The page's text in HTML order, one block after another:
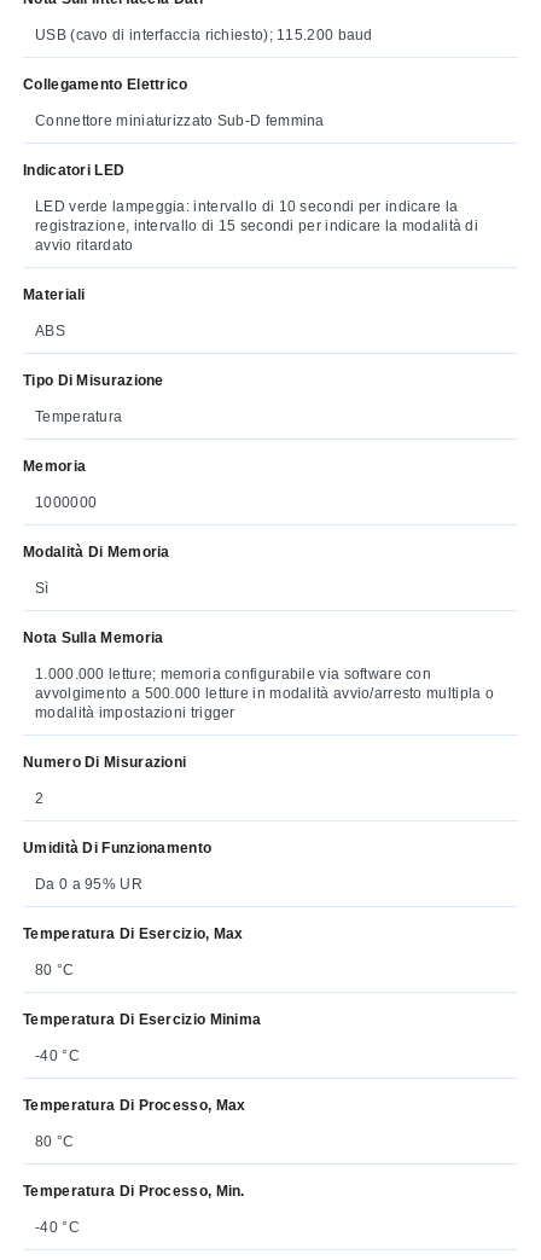
USB (cavo di interfaccia richiesto); 115.200 baud
Collegamento Elettrico
Connettore miniaturizzato Sub-D femmina
Indicatori LED
LED verde lampeggia: intervallo di 10 secondi per indicare la
registrazione, intervallo di 15 secondi per indicare la modalità di
avvio ritardato
Materiali
ABS
Tipo Di Misurazione
Temperatura
Memoria
1000000
Modalità Di Memoria
Sì
Nota Sulla Memoria
1.000.000 letture; memoria configurabile via software con
avvolgimento a 500.000 letture in modalità avvio/arresto multipla o
modalità impostazioni trigger
Numero Di Misurazioni
2
Umidità Di Funzionamento
Da 0 a 95% UR
Temperatura Di Esercizio, Max
80 °C
Temperatura Di Esercizio Minima
-40 °C
Temperatura Di Processo, Max
80 °C
Temperatura Di Processo, Min.
-40 °C